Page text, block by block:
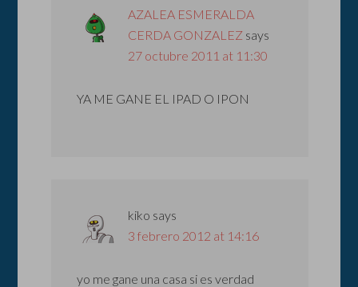
AZALEA ESMERALDA
CERDA GONZALEZ says
27 octubre 2011 at 11:30
YA ME GANE EL IPAD O IPON
kiko says
3 febrero 2012 at 14:16
yo me gane una casa si es verdad